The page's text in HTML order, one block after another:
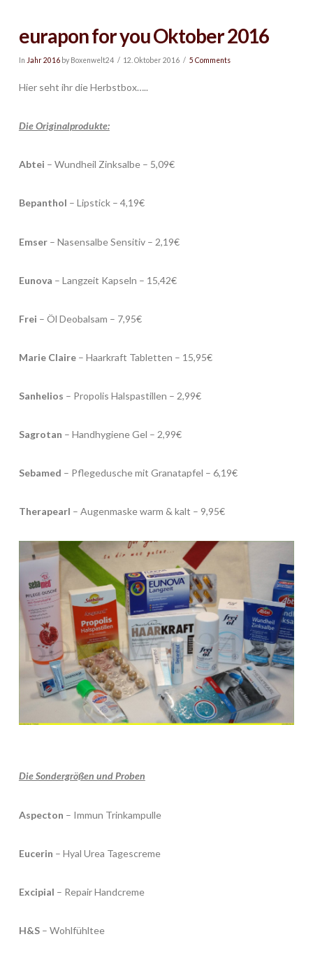
eurapon for you Oktober 2016
In Jahr 2016by Boxenwelt24 12. Oktober 2016 5 Comments
Hier seht ihr die Herbstbox…..
Die Originalprodukte:
Abtei – Wundheil Zinksalbe – 5,09€
Bepanthol – Lipstick – 4,19€
Emser– Nasensalbe Sensitiv – 2,19€
Eunova – Langzeit Kapseln – 15,42€
Frei – Öl Deobalsam – 7,95€
Marie Claire– Haarkraft Tabletten – 15,95€
Sanhelios – Propolis Halspastillen – 2,99€
Sagrotan – Handhygiene Gel – 2,99€
Sebamed – Pflegedusche mit Granatapfel – 6,19€
Therapearl – Augenmaske warm & kalt – 9,95€
Die Sondergrößen und Proben
Aspecton – Immun Trinkampulle
Eucerin – Hyal Urea Tagescreme
Excipial – Repair Handcreme
H&S– Wohlfühltee